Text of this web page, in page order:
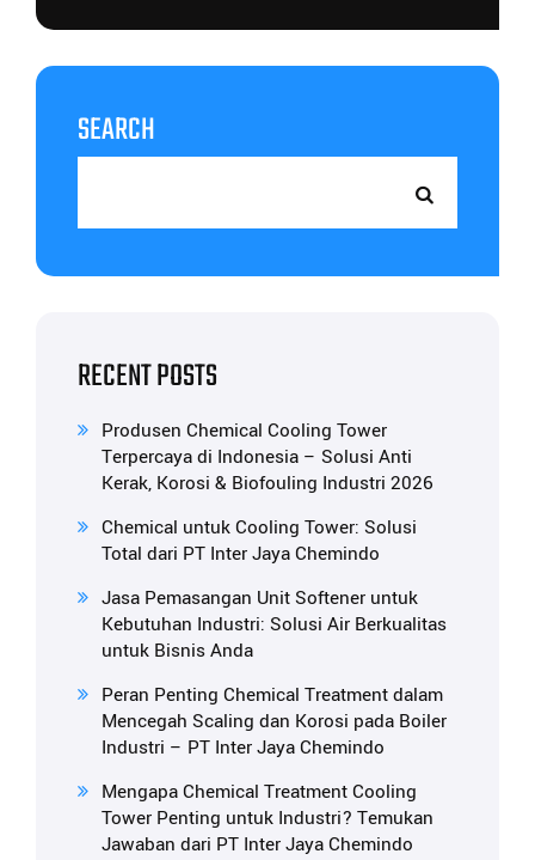
SEARCH
RECENT POSTS
Produsen Chemical Cooling Tower
Terpercaya di Indonesia – Solusi Anti
Kerak, Korosi & Biofouling Industri 2026
Chemical untuk Cooling Tower: Solusi
Total dari PT Inter Jaya Chemindo
Jasa Pemasangan Unit Softener untuk
Kebutuhan Industri: Solusi Air Berkualitas
untuk Bisnis Anda
Peran Penting Chemical Treatment dalam
Mencegah Scaling dan Korosi pada Boiler
Industri – PT Inter Jaya Chemindo
Mengapa Chemical Treatment Cooling
Tower Penting untuk Industri? Temukan
Jawaban dari PT Inter Jaya Chemindo